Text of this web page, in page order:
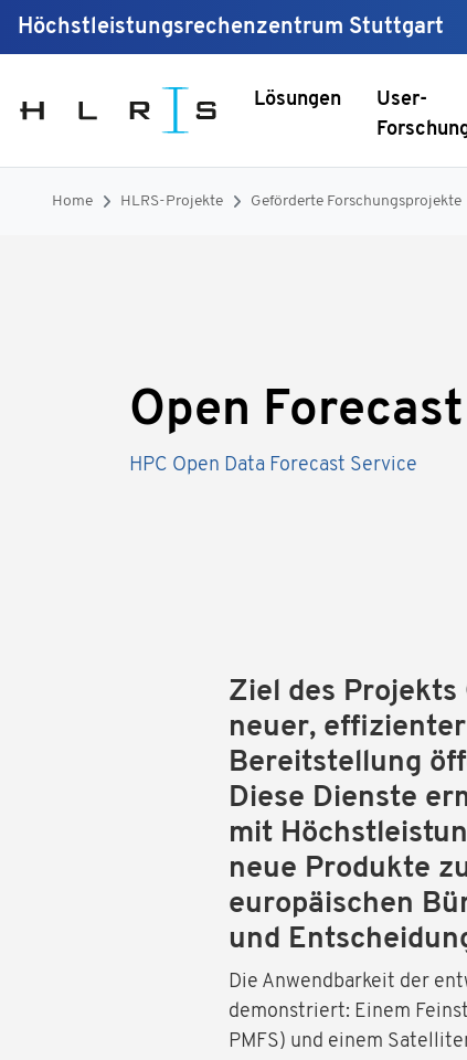
Höchstleistungsrechenzentrum Stuttgart
Lösungen
User-
Home HLRS-Projekte Geförderte Forschungsprojekte
Open Forecast
HPC Open Data Forecast Service
Ziel des Projekts
neuer,
Bereitstellung
Diese Dienste
mit
neue Produkte
europäischen
und
Die Anwendbarkeit der
demonstriert: Einem
PMFS) und einem